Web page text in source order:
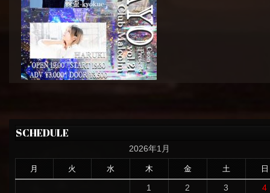
SCHEDULE
2026年1月
月 火 水 木 金 土 日
1 2 3
4